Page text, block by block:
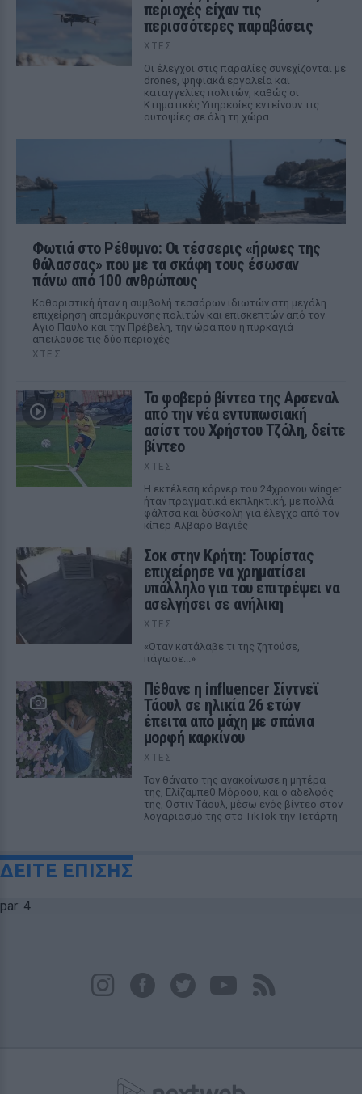
περιοχές είχαν τις
περισσότερες παραβάσεις
ΧΤΕΣ
Οι έλεγχοι στις παραλίες συνεχίζονται με
drones, ψηφιακά εργαλεία και
καταγγελίες πολιτών, καθώς οι
Κτηματικές Υπηρεσίες εντείνουν τις
αυτοψίες σε όλη τη χώρα
Φωτιά στο Ρέθυμνο: Οι τέσσερις «ήρωες της
θάλασσας» που με τα σκάφη τους έσωσαν
πάνω από 100 ανθρώπους
Καθοριστική ήταν η συμβολή τεσσάρων ιδιωτών στη μεγάλη
επιχείρηση απομάκρυνσης πολιτών και επισκεπτών από τον
Αγιο Παύλο και την Πρέβελη, την ώρα που η πυρκαγιά
απειλούσε τις δύο περιοχές
ΧΤΕΣ
Το φοβερό βίντεο της Αρσεναλ
από την νέα εντυπωσιακή
ασίστ του Χρήστου Τζόλη, δείτε
βίντεο
ΧΤΕΣ
Η εκτέλεση κόρνερ του 24χρονου winger
ήταν πραγματικά εκπληκτική, με πολλά
φάλτσα και δύσκολη για έλεγχο από τον
κίπερ Αλβαρο Βαγιές
Σοκ στην Κρήτη: Τουρίστας
επιχείρησε να χρηματίσει
υπάλληλο για του επιτρέψει να
ασελγήσει σε ανήλικη
ΧΤΕΣ
«Όταν κατάλαβε τι της ζητούσε,
πάγωσε...»
Πέθανε η influencer Σίντνεϊ
Τάουλ σε ηλικία 26 ετών
έπειτα από μάχη με σπάνια
μορφή καρκίνου
ΧΤΕΣ
Τον θάνατο της ανακοίνωσε η μητέρα
της, Ελίζαμπεθ Μόροου, και ο αδελφός
της, Όστιν Τάουλ, μέσω ενός βίντεο στον
λογαριασμό της στο TikTok την Τετάρτη
ΔΕΙΤΕ ΕΠΙΣΗΣ
par: 4